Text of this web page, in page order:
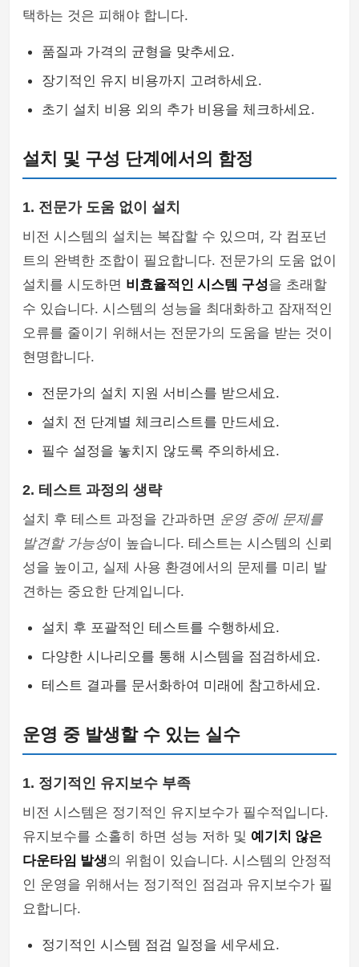
택하는 것은 피해야 합니다.
품질과 가격의 균형을 맞추세요.
장기적인 유지 비용까지 고려하세요.
초기 설치 비용 외의 추가 비용을 체크하세요.
설치 및 구성 단계에서의 함정
1. 전문가 도움 없이 설치
비전 시스템의 설치는 복잡할 수 있으며, 각 컴포넌
트의 완벽한 조합이 필요합니다. 전문가의 도움 없이
설치를 시도하면 비효율적인 시스템 구성을 초래할
수 있습니다. 시스템의 성능을 최대화하고 잠재적인
오류를 줄이기 위해서는 전문가의 도움을 받는 것이
현명합니다.
전문가의 설치 지원 서비스를 받으세요.
설치 전 단계별 체크리스트를 만드세요.
필수 설정을 놓치지 않도록 주의하세요.
2. 테스트 과정의 생략
설치 후 테스트 과정을 간과하면 운영 중에 문제를
발견할 가능성이 높습니다. 테스트는 시스템의 신뢰
성을 높이고, 실제 사용 환경에서의 문제를 미리 발
견하는 중요한 단계입니다.
설치 후 포괄적인 테스트를 수행하세요.
다양한 시나리오를 통해 시스템을 점검하세요.
테스트 결과를 문서화하여 미래에 참고하세요.
운영 중 발생할 수 있는 실수
1. 정기적인 유지보수 부족
비전 시스템은 정기적인 유지보수가 필수적입니다.
유지보수를 소홀히 하면 성능 저하 및 예기치 않은
다운타임 발생의 위험이 있습니다. 시스템의 안정적
인 운영을 위해서는 정기적인 점검과 유지보수가 필
요합니다.
정기적인 시스템 점검 일정을 세우세요.